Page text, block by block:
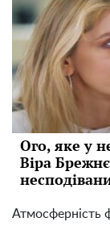
Ого, яке у
Віра
Атмосферність